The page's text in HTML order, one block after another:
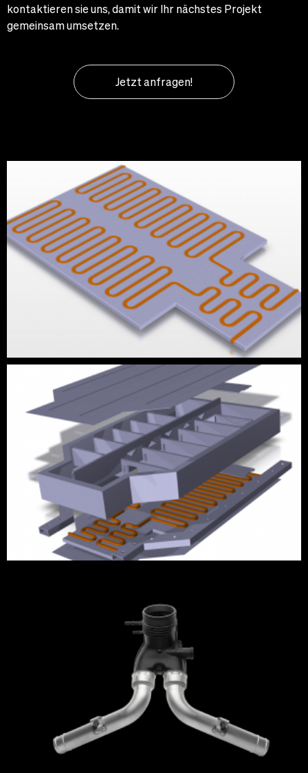
kontaktieren sie uns, damit wir Ihr nächstes Projekt
gemeinsam umsetzen.
Jetzt anfragen!